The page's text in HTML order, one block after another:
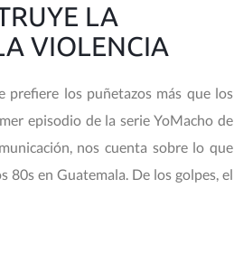
LA
VIOLENCIA
prefiere los puñetazos más que los
episodio de la serie YoMacho de
nos cuenta sobre lo que
80s en Guatemala. De los golpes, el